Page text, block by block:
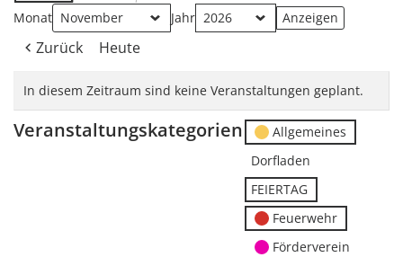
Monat Jahr
Zurück Heute
In diesem Zeitraum sind keine Veranstaltungen geplant.
Veranstaltungskategorien
Allgemeines
Dorfladen
FEIERTAG
Feuerwehr
Förderverein